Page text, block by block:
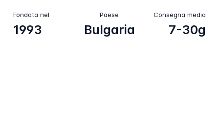
Fondata nel
1993
Paese
Bulgaria
Consegna media
7-30g